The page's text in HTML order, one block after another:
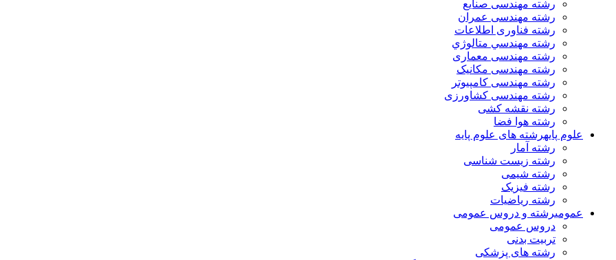
رشته مهندسی صنایع
رشته مهندسی عمران
رشته فناوری اطلاعات
رشته مهندسي متالوژي
رشته مهندسی معماری
رشته مهندسی مکانیک
رشته مهندسی کامپیوتر
رشته مهندسی کشاورزی
رشته نقشه کشی
رشته هوا فضا
علوم پایهرشته های علوم پایه
رشته آمار
رشته زیست شناسی
رشته شیمی
رشته فیزیک
رشته ریاضیات
عمومیرشته و دروس عمومی
دروس عمومی
تربیت بدنی
رشته های پزشکی